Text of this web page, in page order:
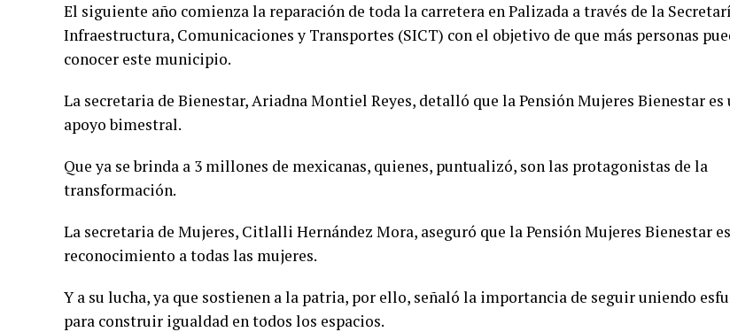
El siguiente año comienza la reparación de toda la carretera en Palizada a través de la
Infraestructura, Comunicaciones y Transportes (SICT) con el objetivo de que más personas
conocer este municipio.
La secretaria de Bienestar, Ariadna Montiel Reyes, detalló que la Pensión Mujeres Bienestar es
apoyo bimestral.
Que ya se brinda a 3 millones de mexicanas, quienes, puntualizó, son las protagonistas de la
transformación.
La secretaria de Mujeres, Citlalli Hernández Mora, aseguró que la Pensión Mujeres Bienestar
reconocimiento a todas las mujeres.
Y a su lucha, ya que sostienen a la patria, por ello, señaló la importancia de seguir uniendo
para construir igualdad en todos los espacios.